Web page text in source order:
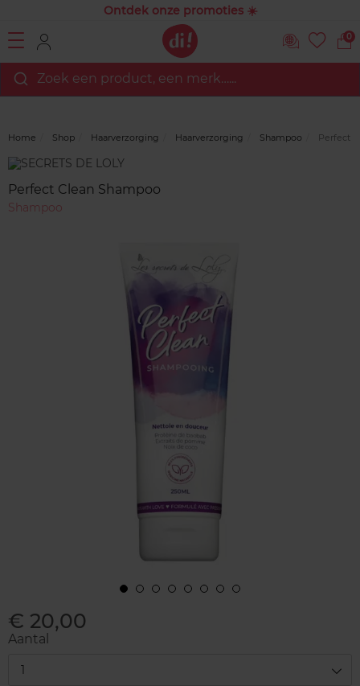
Ontdek onze promoties ☀️
0
Zoek een product, een merk…...
Home Shop Haarverzorging Haarverzorging Shampoo Perfect
Merk
Perfect Clean Shampoo
Shampoo
€ 20,00
Aantal
1